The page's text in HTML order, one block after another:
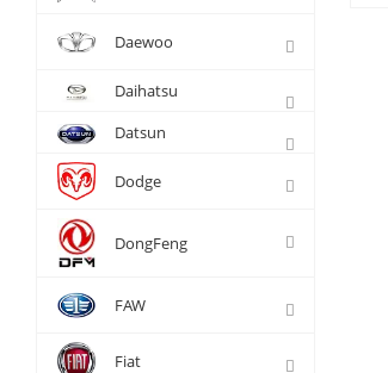
Daewoo
Daihatsu
Datsun
Dodge
DongFeng
FAW
Fiat